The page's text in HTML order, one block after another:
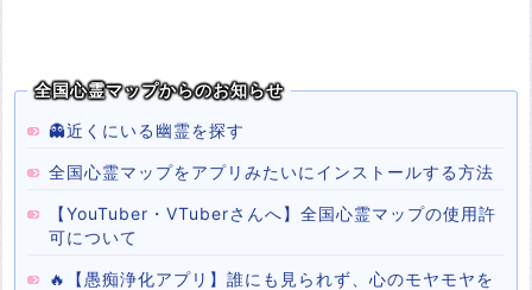
全国心霊マップからのお知らせ
👻近くにいる幽霊を探す
全国心霊マップをアプリみたいにインストールする方法
【YouTuber・VTuberさんへ】全国心霊マップの使用許
可について
🔥【愚痴浄化アプリ】誰にも見られず、心のモヤモヤを